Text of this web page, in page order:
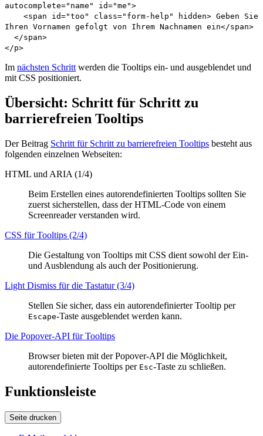
autocomplete="name" id="me">
<span id="too" class="form-help" hidden> Geben Sie
Ihren Vornamen gefolgt von Ihrem Nachnamen ein</span>
</span>
</p>
Im nächsten Schritt werden die Tooltips ein- und ausgeblendet und
mit CSS positioniert.
Übersicht: Schritt für Schritt zu
barrierefreien Tooltips
Der Beitrag Schritt für Schritt zu barrierefreien Tooltips besteht aus
folgenden einzelnen Webseiten:
HTML und ARIA (1/4)
Beim Erstellen eines autorendefinierten Tooltips sollten Sie
zuerst sicherstellen, dass der HTML-Code von einem
Screenreader verstanden wird.
CSS für Tooltips (2/4)
Die Gestaltung von Tooltips mit CSS dient sowohl der Ein-
und Ausblendung als auch der Positionierung.
Light Dismiss für die Tastatur (3/4)
Stellen Sie sicher, dass ein autorendefinierter Tooltip per
Escape-Taste ausgeblendet werden kann.
Die Popover-API für Tooltips
Browser bieten mit der Popover-API die Möglichkeit,
autorendefinierte Tooltips per Esc-Taste zu schließen.
Funktionsleiste
Seite drucken